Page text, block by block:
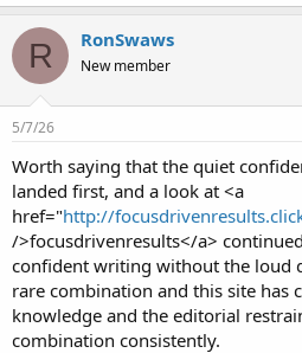
R RonSwaws
New member
5/7/26
Worth saying that the quiet
landed first, and a look at <a
href="http://
/>focusdrivenresults</a>
confident writing without the loud
rare combination and this site has
knowledge and the editorial
combination consistently.